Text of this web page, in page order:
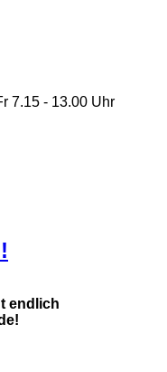
7.15 - 13.00 Uhr
endlich